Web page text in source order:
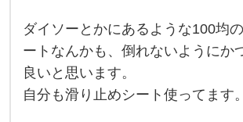
ロ
ッ
ド
を
て
け
て
い
る
の
ダイソーとかにあるような100均
ートなんかも、倒れないようにか
良いと思います。
自分も滑り止めシート使ってます。